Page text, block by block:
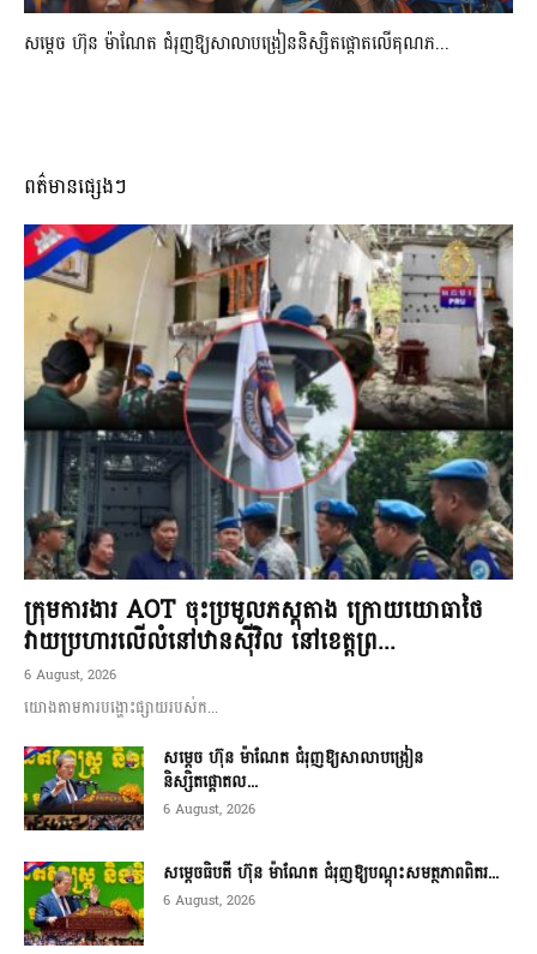
សម្តេច ហ៊ុន ម៉ាណែត ជំរុញឱ្យសាលាបង្រៀននិស្សិតផ្តោតលើគុណភ...
ពត៌មានផ្សេងៗ
ក្រុមការងារ AOT ចុះប្រមូលភស្តុតាង ក្រោយយោធាថៃ
វាយប្រហារលើលំនៅឋានស៊ីវិល នៅខេត្តព្រ...
6 August, 2026
យោងតាមការបង្ហោះផ្សាយរបស់ក...
សម្តេច ហ៊ុន ម៉ាណែត ជំរុញឱ្យសាលាបង្រៀន
និស្សិតផ្តោតល...
6 August, 2026
សម្តេចធិបតី ហ៊ុន ម៉ាណែត ជំរុញឱ្យបណ្តុះសមត្ថភាពពិតរ...
6 August, 2026